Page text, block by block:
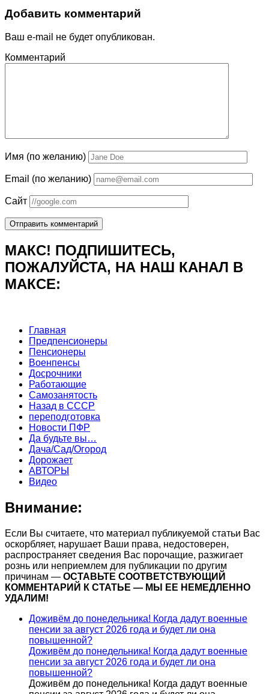
Добавить комментарий
Ваш e-mail не будет опубликован.
Комментарий
Имя (по желанию)
Email (по желанию)
Сайт
МАКС! ПОДПИШИТЕСЬ,
ПОЖАЛУЙСТА, НА НАШ КАНАЛ В
МАКСЕ:
Главная
Предпенсионеры
Пенсионеры
Военпенсы
Досрочники
Работающие
Самозанятость
Назад в СССР
переподготовка
Новости ПФР
Да будьте вы…
Дача/Сад/Огород
Дорожает
АВТОРЫ
Видео
Внимание:
Если Вы считаете, что материал публикуемой статьи Вас
оскорбляет, нарушает Ваши права, недостоверен,
распространяет сведения Вас порочащие, разжигает
рознь или неприемлем для публикации по другим
причинам — ОСТАВЬТЕ СООТВЕТСТВУЮЩИЙ
КОММЕНТАРИЙ К СТАТЬЕ — МЫ ЕЕ НЕМЕДЛЕННО
УДАЛИМ!
Доживём до понедельника! Когда дадут военные
пенсии за август 2026 года и будет ли она
повышенной?
Доживём до понедельника! Когда дадут военные
пенсии за август 2026 года и будет ли она
повышенной?
Доживём до понедельника! Когда дадут военные